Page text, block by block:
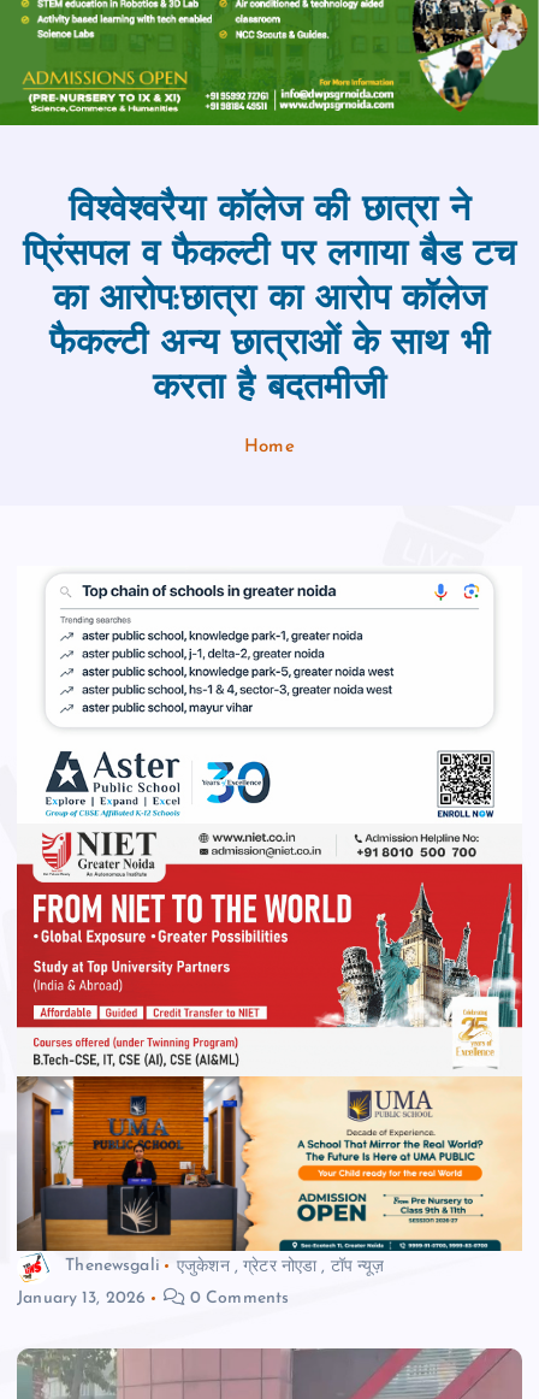
विश्वेश्वरैया कॉलेज की छात्रा ने
प्रिंसपल व फैकल्‍टी पर लगाया बैड टच
का आरोप:छात्रा का आरोप कॉलेज
फैकल्‍टी अन्य छात्राओं के साथ भी
करता है बदतमीजी
Home
Thenewsgali एजुकेशन,ग्रेटर नोएडा , टॉप न्यूज़
January 13, 2026
0 Comments